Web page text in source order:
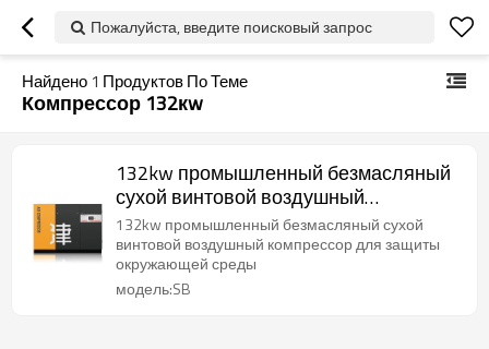
Пожалуйста, введите поисковый запрос
Найдено 1 Продуктов По Теме
Компрессор 132кw
132kw промышленный безмасляный
сухой винтовой воздушный
компрессор для защиты окружающей
среды
132kw промышленный безмасляный сухой
винтовой воздушный компрессор для защиты
окружающей среды
модель:SB